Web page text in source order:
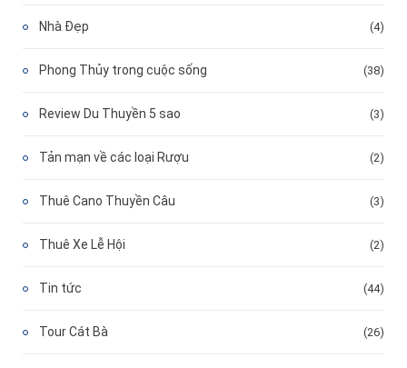
Nhà Đẹp (4)
Phong Thủy trong cuộc sống (38)
Review Du Thuyền 5 sao (3)
Tản mạn về các loại Rượu (2)
Thuê Cano Thuyền Câu (3)
Thuê Xe Lễ Hội (2)
Tin tức (44)
Tour Cát Bà (26)